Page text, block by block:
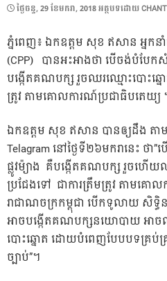
POSTED
ថ្ងៃ​ចន្ទ, 29 ខែ​មករា, 2018អត្ថបទដោយ
ភ្នំពេញ៖ ឯកឧត្តម សុខ ឥសាន អ្នកន
(CPP) បានអះអាងថា បើចង់បំបែកសំ
បង្កើតគណបក្ស រួចឈរឈ្មោះបោះឆ្នោ
ត្រូវ តាមគោលការណ៍ប្រជាធិបតេយ្យ
ឯកឧត្តម សុខ ឥសាន បានឲ្យដឹង ត
Telagram នៅថ្ងៃទី២៦មករានេះ ថ
ផ្លូវម៉្យាង គឺបង្កើតគណបក្ស រួចហើ
ប្រជែងទៅ ជាការត្រឹមត្រូវ តាមគោ
រាជាណចក្រកម្ពុជា បើកទូលាយ សិទ្
អាចបង្កើតគណបក្សនយោបាយ អាច
បោះឆ្នោត ដោយបំពេញបែបបទគ្រប់
ច្បាប់”។